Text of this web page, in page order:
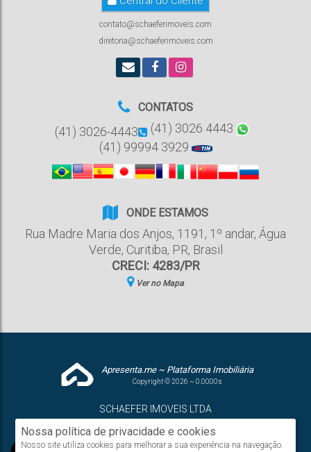
Nossa política de privacidade e cookies
Nosso site utiliza cookies para melhorar a sua experiência na navegação.
contato@schaeferimoveis.com
diretoria@schaeferimoveis.com
CONTATOS
(41) 3026-4443
(41) 3026 4443
(41) 99994 3929
ONDE ESTAMOS
Rua Madre Maria dos Anjos, 1191 , 1º andar, Água
Verde, Curitiba, PR, Brasil
CRECI: 4283/PR
Ver no Mapa
Apresenta.me ~ Plataforma Imobiliária
Copyright © 2026 ~ 0.0000s
SCHAEFER IMOVEIS LTDA